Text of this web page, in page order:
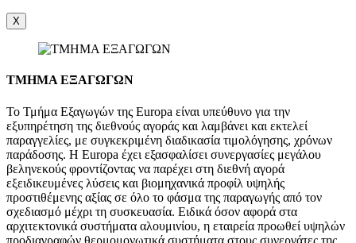
X
ΤΜΗΜΑ ΕΞΑΓΩΓΩΝ
Το Τμήμα Εξαγωγών της Europa είναι υπεύθυνο για την
εξυπηρέτηση της διεθνούς αγοράς και λαμβάνει και εκτελεί
παραγγελίες, με συγκεκριμένη διαδικασία τιμολόγησης, χρόνων
παράδοσης. Η Europa έχει εξασφαλίσει συνεργασίες μεγάλου
βεληνεκούς φροντίζοντας να παρέχει στη διεθνή αγορά
εξειδικευμένες λύσεις και βιομηχανικά προφίλ υψηλής
προστιθέμενης αξίας σε όλο το φάσμα της παραγωγής από τον
σχεδιασμό μέχρι τη συσκευασία. Ειδικά όσον αφορά στα
αρχιτεκτονικά συστήματα αλουμινίου, η εταιρεία προωθεί υψηλών
προδιαγραφών θερμομονωτικά συστήματα στους συνεργάτες της,